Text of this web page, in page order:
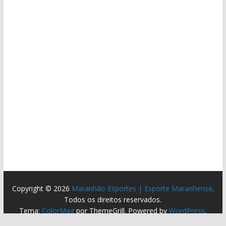
Copyright © 2026 Maranhão Esportes | Esporte Maranhense.
Todos os direitos reservados.
Tema: ColorMag por ThemeGrill. Powered byWordPress.